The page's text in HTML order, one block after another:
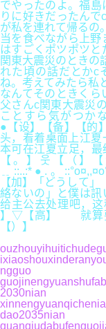
でやったのよ。福
りに好きだったん
が私を連れて帰るの
当を食べながら上
はすごくポツポツと
関東大震災のときの
れた頃の話だとかc
ね。考えてみたら私
なんてそのときく
父さんc関東大震災
ことすら気がつか
●【设】【备】【
头，看着桌面上江夏
本可在江夏立足，
【。】웃【（】
﹎::..:*●.。
【加】「どうして
絡ないの」と僕は
给主公去处理吧，
】▽【高】 就算要
【）】